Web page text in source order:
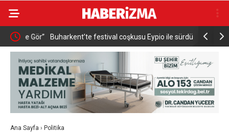
Gör” Buharkent’te festival coşkusu Eypio ile sürdü AK Parti
güçlü
Ana Sayfa › Politika